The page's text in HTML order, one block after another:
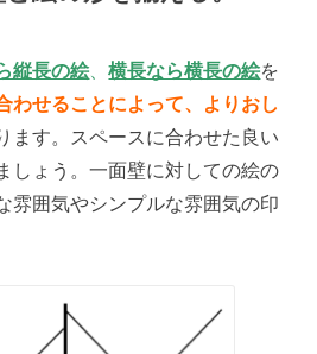
縦長の絵、横長なら横長の絵を
わせることによって、よりおし
ます。スペースに合わせた良い
しょう。一面壁に対しての絵の
雰囲気やシンプルな雰囲気の印